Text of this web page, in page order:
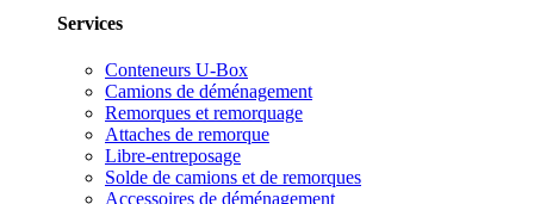
Services
Conteneurs U-Box
Camions de déménagement
Remorques et remorquage
Attaches de remorque
Libre-entreposage
Solde de camions et de remorques
Accessoires de déménagement